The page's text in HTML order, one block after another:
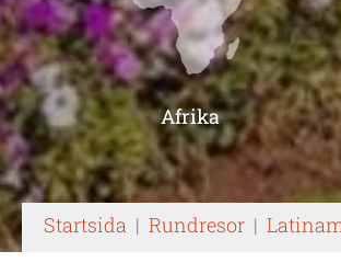
Afrika
Startsida | Rundresor |